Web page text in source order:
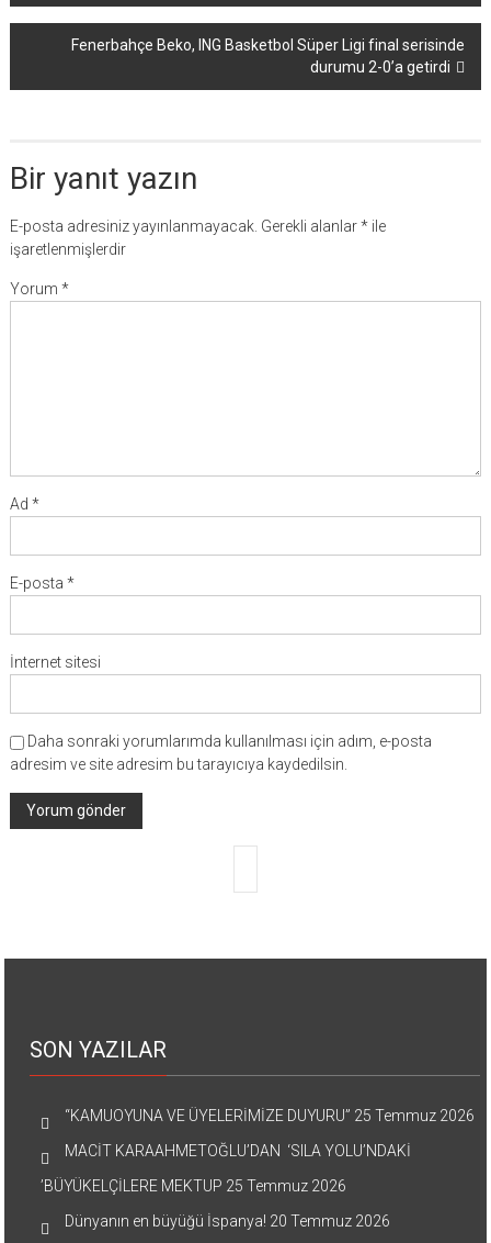
dolaşımı
Fenerbahçe Beko, ING Basketbol Süper Ligi final serisinde
durumu 2-0’a getirdi
Bir yanıt yazın
E-posta adresiniz yayınlanmayacak. Gerekli alanlar*ile
işaretlenmişlerdir
Yorum *
Ad *
E-posta *
İnternet sitesi
Daha sonraki yorumlarımda kullanılması için adım, e-posta
adresim ve site adresim bu tarayıcıya kaydedilsin.
SON YAZILAR
“KAMUOYUNA VE ÜYELERİMİZE DUYURU” 25 Temmuz 2026
MACİT KARAAHMETOĞLU’DAN ‘SILA YOLU’NDAKİ
’BÜYÜKELÇİLERE MEKTUP 25 Temmuz 2026
Dünyanın en büyüğü İspanya! 20 Temmuz 2026